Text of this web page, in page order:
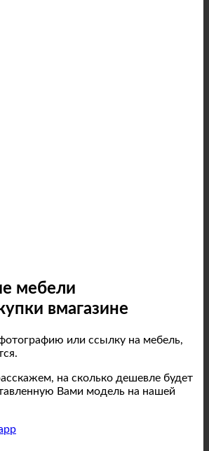
мебели
вмагазине
или ссылку на мебель,
на сколько дешевле будет
Вами модель на нашей